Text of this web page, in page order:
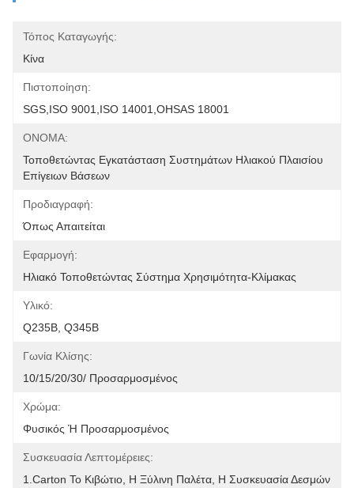
Τόπος Καταγωγής:
Κίνα
Πιστοποίηση:
SGS,ISO 9001,ISO 14001,OHSAS 18001
ΟΝΟΜΑ:
Τοποθετώντας Εγκατάσταση Συστημάτων Ηλιακού Πλαισίου
Επίγειων Βάσεων
Προδιαγραφή:
Όπως Απαιτείται
Εφαρμογή:
Ηλιακό Τοποθετώντας Σύστημα Χρησιμότητα-Κλίμακας
Υλικό:
Q235B, Q345B
Γωνία Κλίσης:
10/15/20/30/ Προσαρμοσμένος
Χρώμα:
Φυσικός Ή Προσαρμοσμένος
Συσκευασία Λεπτομέρειες:
1.Carton Το Κιβώτιο, Η Ξύλινη Παλέτα, Η Συσκευασία Δεσμών